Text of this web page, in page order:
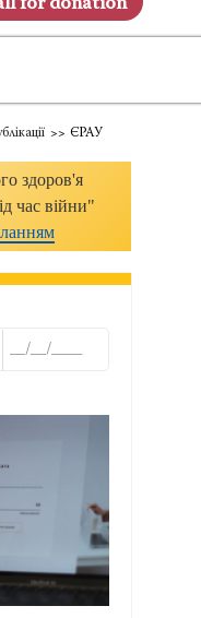
for donation
ЄРАУ
здоров'я
час війни"